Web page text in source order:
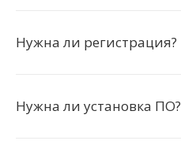
Нужна ли регистрация?
Нужна ли установка ПО?